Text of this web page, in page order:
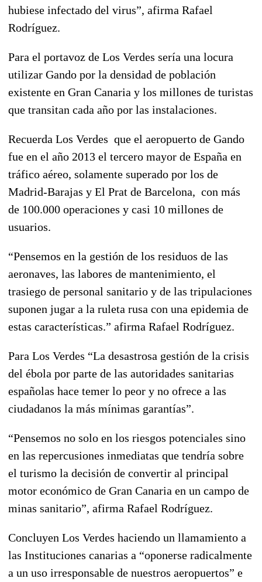
hubiese infectado del virus”, afirma Rafael
Rodríguez.
Para el portavoz de Los Verdes sería una locura
utilizar Gando por la densidad de población
existente en Gran Canaria y los millones de turistas
que transitan cada año por las instalaciones.
Recuerda Los Verdes que el aeropuerto de Gando
fue en el año 2013 el tercero mayor de España en
tráfico aéreo, solamente superado por los de
Madrid-Barajas y El Prat de Barcelona, con más
de 100.000 operaciones y casi 10 millones de
usuarios.
“Pensemos en la gestión de los residuos de las
aeronaves, las labores de mantenimiento, el
trasiego de personal sanitario y de las tripulaciones
suponen jugar a la ruleta rusa con una epidemia de
estas características.” afirma Rafael Rodríguez.
Para Los Verdes “La desastrosa gestión de la crisis
del ébola por parte de las autoridades sanitarias
españolas hace temer lo peor y no ofrece a las
ciudadanos la más mínimas garantías”.
“Pensemos no solo en los riesgos potenciales sino
en las repercusiones inmediatas que tendría sobre
el turismo la decisión de convertir al principal
motor económico de Gran Canaria en un campo de
minas sanitario”, afirma Rafael Rodríguez.
Concluyen Los Verdes haciendo un llamamiento a
las Instituciones canarias a “oponerse radicalmente
a un uso irresponsable de nuestros aeropuertos” e